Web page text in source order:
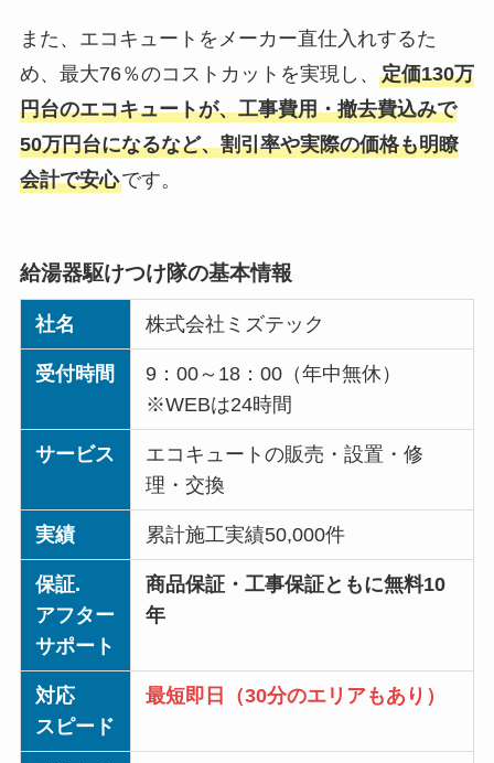
また、エコキュートをメーカー直仕入れするた
め、最大76％のコストカットを実現し、 定価130万
円台のエコキュートが、工事費用・撤去費込みで
50万円台になるなど、割引率や実際の価格も明瞭
会計で安心です。
給湯器駆けつけ隊の基本情報
社名 株式会社ミズテック
受付時間
9：00～18：00（年中無休）
※WEBは24時間
サービス
エコキュートの販売・設置・修
理・交換
実績 累計施工実績50,000件
保証.
アフター
サポート
商品保証・工事保証ともに無料10
年
対応
スピード
最短即日（30分のエリアもあり）